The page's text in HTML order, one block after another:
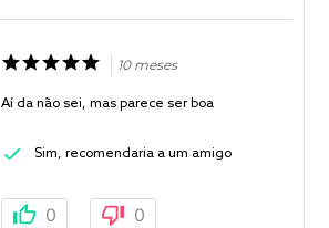
10 meses
Aí da não sei, mas parece ser boa
Sim, recomendaria a um amigo
0 0